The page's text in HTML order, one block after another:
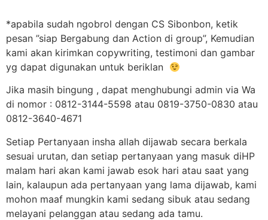
*apabila sudah ngobrol dengan CS Sibonbon, ketik
pesan ”siap Bergabung dan Action di group”, Kemudian
kami akan kirimkan copywriting, testimoni dan gambar
yg dapat digunakan untuk beriklan
Jika masih bingung , dapat menghubungi admin via Wa
di nomor : 0812-3144-5598 atau 0819-3750-0830 atau
0812-3640-4671
Setiap Pertanyaan insha allah dijawab secara berkala
sesuai urutan, dan setiap pertanyaan yang masuk diHP
malam hari akan kami jawab esok hari atau saat yang
lain, kalaupun ada pertanyaan yang lama dijawab, kami
mohon maaf mungkin kami sedang sibuk atau sedang
melayani pelanggan atau sedang ada tamu.